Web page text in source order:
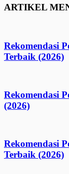
ARTIKEL
Rekomendasi
Terbaik (2026)
Rekomendasi
(2026)
Rekomendasi
Terbaik (2026)